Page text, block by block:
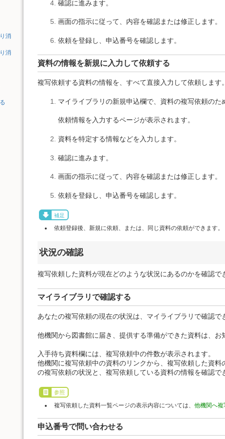
消
消
確認に進みます。
画面の指示に従って、内容を確認または修正します。
依頼を登録し、申込番号を確認します。
資料の情報を新規に入力して依頼する
複写依頼する資料の情報を、すべて直接入力して依頼します。
マイライブラリの新規申込欄で、資料の複写依頼のた
依頼情報を入力するページが表示されます。
資料を特定する情報などを入力します。
確認に進みます。
画面の指示に従って、内容を確認または修正します。
依頼を登録し、申込番号を確認します。
補足
依頼登録後、新規に依頼、または、同じ資料の依頼ができます。
状況の確認
複写依頼した資料が現在どのような状況にあるのかを確認で
マイライブラリで確認する
あなたの複写依頼の現在の状況は、マイライブラリで確認で
他機関から図書館に届き、提供する準備ができた資料は、お
入手待ち資料欄には、複写依頼中の件数が表示されます。
他機関に複写依頼中の資料のリンクから、複写依頼した資
の複写依頼の状況と、複写依頼している資料の情報を確認で
参照
複写依頼した資料一覧ページの表示内容については、他機関へ
申込番号で問い合わせる